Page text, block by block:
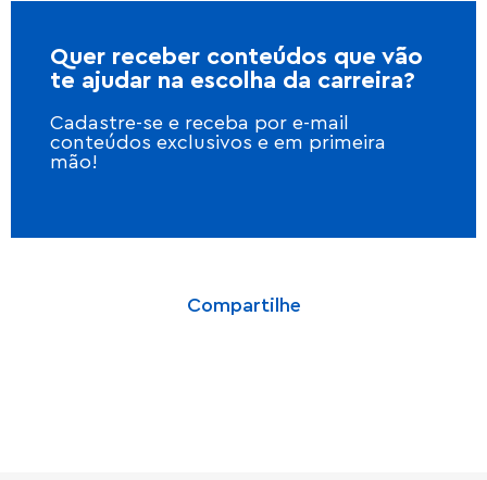
Quer receber conteúdos que vão
te ajudar na escolha da carreira?
Cadastre-se e receba por e-mail
conteúdos exclusivos e em primeira
mão!
Compartilhe